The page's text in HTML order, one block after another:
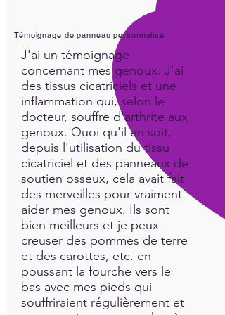
process of self healing. Our
innate intelligence recognizes
what is natural and what is
synthetic!
Témoignage de panneau personnalisé
J'ai un témoignage
concernant mes genoux. J'ai
des tissus cicatriciels et une
inflammation qui, selon le
docteur, souffre d'arthrite aux
genoux. Quoi qu'il en soit,
depuis l'utilisation du tissu
cicatriciel et des panneaux de
soutien osseux, cela avait fait
des merveilles pour vraiment
aider mes genoux. Ils sont
bien meilleurs et je peux
creuser des pommes de terre
et des carottes, etc. en
poussant la fourche vers le
bas avec mes pieds qui
souffriraient régulièrement et